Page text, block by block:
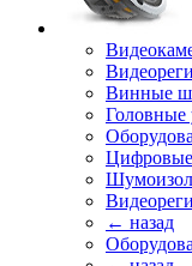
Винные
Головные
← назад